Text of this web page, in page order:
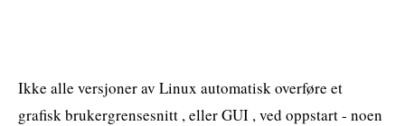
Ikke alle versjoner av Linux automatisk overføre et
grafisk brukergrensesnitt , eller GUI , ved oppstart - noen